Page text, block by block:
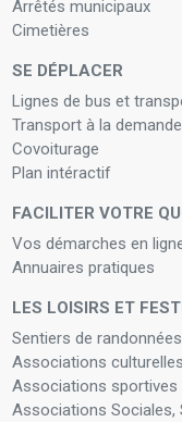
Arrêtés municipaux
Cimetières
SE DÉPLACER
Lignes de bus et
Transport à la
Covoiturage
Plan intéractif
FACILITER VOTRE
Vos démarches en
Annuaires pratiques
LES LOISIRS ET
Sentiers de randonnées
Associations culturelles
Associations sportives
Associations Sociales,